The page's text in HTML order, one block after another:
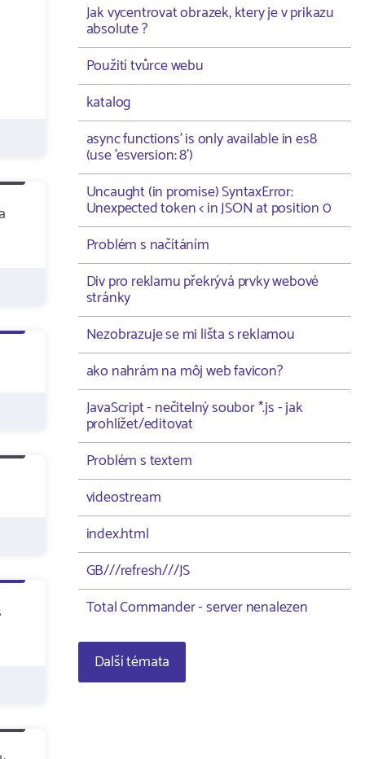
Jak vycentrovat obrazek, ktery je v prikazu
absolute ?
Použití tvůrce webu
katalog
async functions' is only available in es8
(use 'esversion: 8')
Uncaught (in promise) SyntaxError:
Unexpected token < in JSON at position 0
Problém s načítáním
Div pro reklamu překrývá prvky webové
stránky
Nezobrazuje se mi lišta s reklamou
ako nahrám na môj web favicon?
JavaScript - nečitelný soubor *.js - jak
prohlížet/editovat
Problém s textem
videostream
index.html
GB///refresh///JS
Total Commander - server nenalezen
Další témata